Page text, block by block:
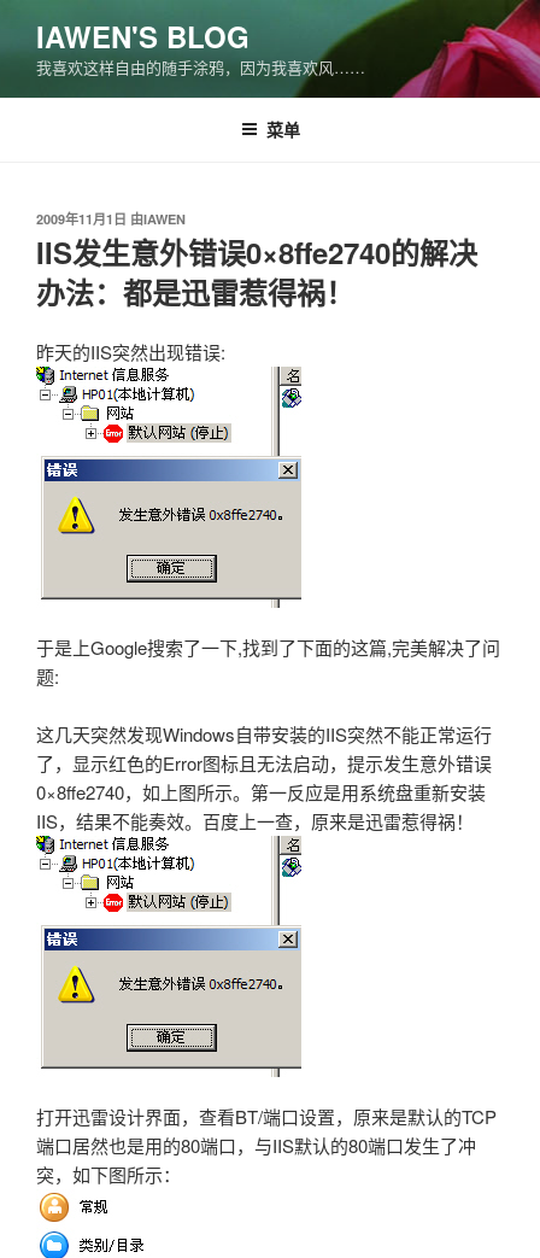
容
IAWEN'S BLOG
我喜欢这样自由的随手涂鸦，因为我喜欢风……
菜单
发
布
于
2009年11月1日 由IAWEN
IIS发生意外错误0×8ffe2740的解决
办法：都是迅雷惹得祸！
昨天的IIS突然出现错误:
于是上Google搜索了一下,找到了下面的这篇,完美解决了问
题:
这几天突然发现Windows自带安装的IIS突然不能正常运行
了，显示红色的Error图标且无法启动，提示发生意外错误
0×8ffe2740，如上图所示。第一反应是用系统盘重新安装
IIS，结果不能奏效。百度上一查，原来是迅雷惹得祸！
打开迅雷设计界面，查看BT/端口设置，原来是默认的TCP
端口居然也是用的80端口，与IIS默认的80端口发生了冲
突，如下图所示：